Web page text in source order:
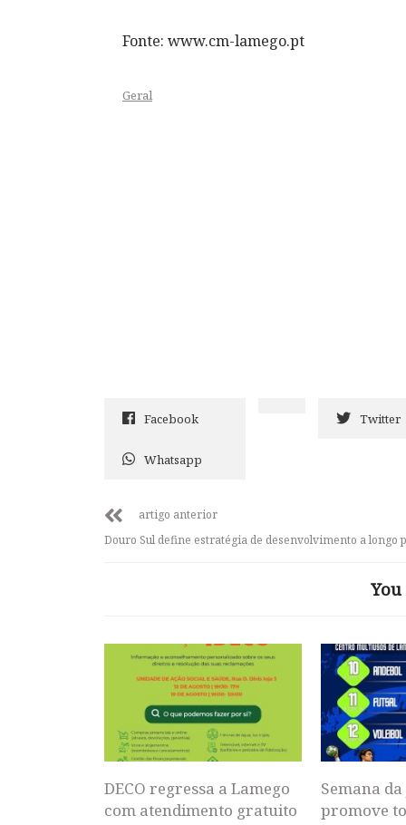
Fonte: www.cm-lamego.pt
Geral
Facebook Twitter
Whatsapp
artigo anterior
Douro Sul define estratégia de desenvolvimento a longo
DECO regressa a Lamego
com atendimento gratuito
Semana
promove